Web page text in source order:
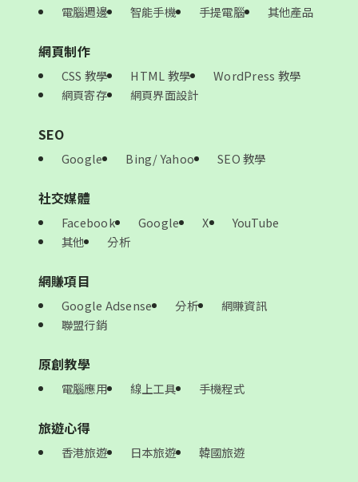
電腦週邊 智能手機 手提電腦 其他產品
網頁制作
CSS 教學 HTML 教學
WordPress 教學
網頁寄存
網頁界面設計
SEO
Google Bing/ Yahoo SEO 教學
社交媒體
Facebook Google X
YouTube
其他
分析
網賺項目
Google Adsense 分析
網賺資訊
聯盟行銷
原創教學
電腦應用 線上工具 手機程式
旅遊心得
香港旅遊 日本旅遊 韓國旅遊